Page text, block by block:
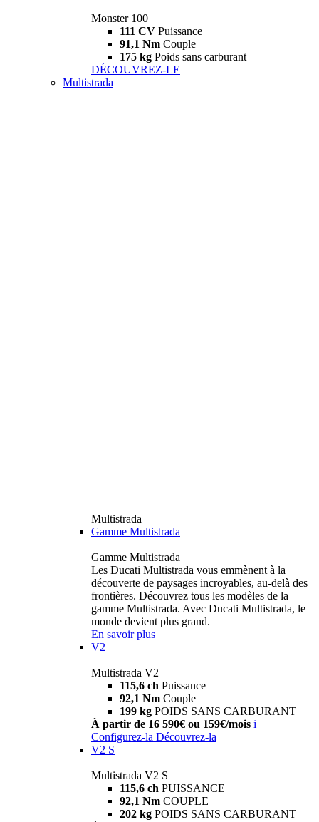
Monster 100
111 CV Puissance
91,1 Nm Couple
175 kg Poids sans carburant
DÉCOUVREZ-LE
Multistrada
Multistrada
Gamme Multistrada
Gamme Multistrada
Les Ducati Multistrada vous emmènent à la
découverte de paysages incroyables, au-delà des
frontières. Découvrez tous les modèles de la
gamme Multistrada. Avec Ducati Multistrada, le
monde devient plus grand.
En savoir plus
V2
Multistrada V2
115,6 ch Puissance
92,1 Nm Couple
199 kg POIDS SANS CARBURANT
À partir de 16 590€ ou 159€/mois i
Configurez-la Découvrez-la
V2 S
Multistrada V2 S
115,6 ch PUISSANCE
92,1 Nm COUPLE
202 kg POIDS SANS CARBURANT